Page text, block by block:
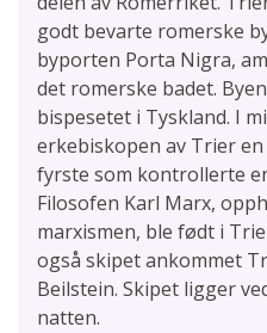
godt bevarte romerske
byporten Porta Nigra,
det romerske badet.
bispesetet i Tyskland. I
erkebiskopen av Trier
fyrste som kontrollerte
Filosofen Karl Marx,
marxismen, ble født i
også skipet ankommet
Beilstein. Skipet ligger
natten.